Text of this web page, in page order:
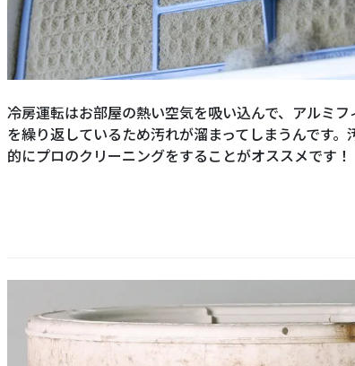
冷房運転はお部屋の熱い空気を吸い込んで、アルミ
を繰り返しているため汚れが溜まってしまうんです
的にプロのクリーニングをすることがオススメです！